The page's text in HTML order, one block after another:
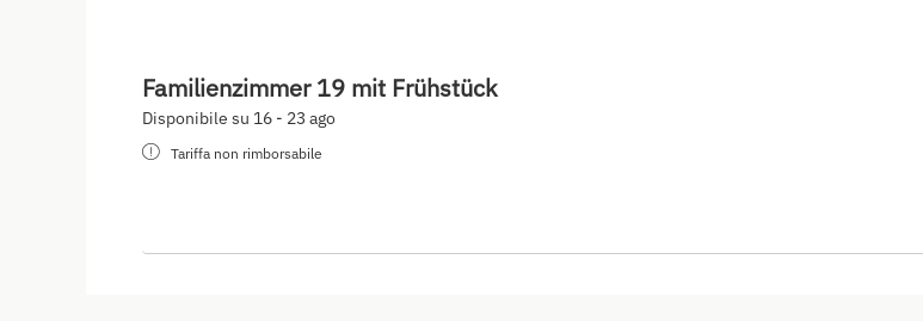
Familienzimmer 19 mit Frühstück
Disponibile su 16 - 23 ago
Tariffa non rimborsabile